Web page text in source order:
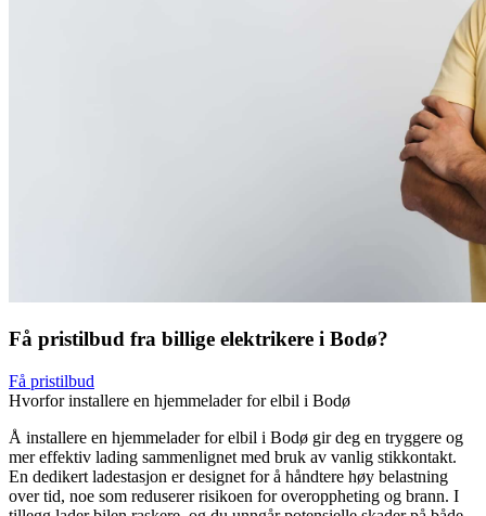
Få pristilbud fra billige elektrikere i Bodø?
Få pristilbud
Hvorfor installere en hjemmelader for elbil i Bodø
Å installere en hjemmelader for elbil i Bodø gir deg en tryggere og
mer effektiv lading sammenlignet med bruk av vanlig stikkontakt.
En dedikert ladestasjon er designet for å håndtere høy belastning
over tid, noe som reduserer risikoen for overoppheting og brann. I